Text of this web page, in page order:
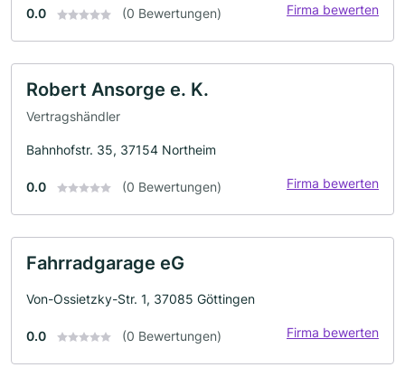
0.0 (0 Bewertungen) Firma bewerten
Robert Ansorge e. K.
Vertragshändler
Bahnhofstr. 35, 37154 Northeim
0.0 (0 Bewertungen) Firma bewerten
Fahrradgarage eG
Von-Ossietzky-Str. 1, 37085 Göttingen
0.0 (0 Bewertungen) Firma bewerten